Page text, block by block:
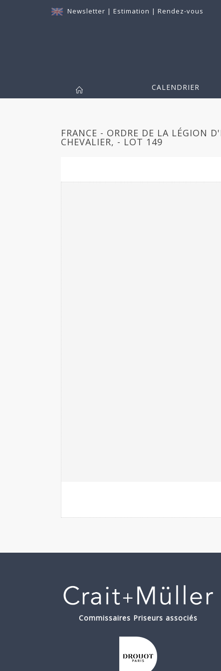
Newsletter | Estimation | Rendez-vous
CALENDRIER
FRANCE - ORDRE DE LA LÉGION
CHEVALIER, - LOT 149
Commissaires Priseurs associés